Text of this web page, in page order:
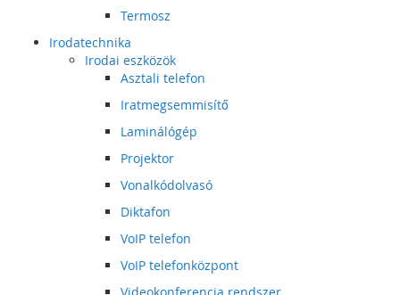
Termosz
Irodatechnika
Irodai eszközök
Asztali telefon
Iratmegsemmisítő
Laminálógép
Projektor
Vonalkódolvasó
Diktafon
VoIP telefon
VoIP telefonközpont